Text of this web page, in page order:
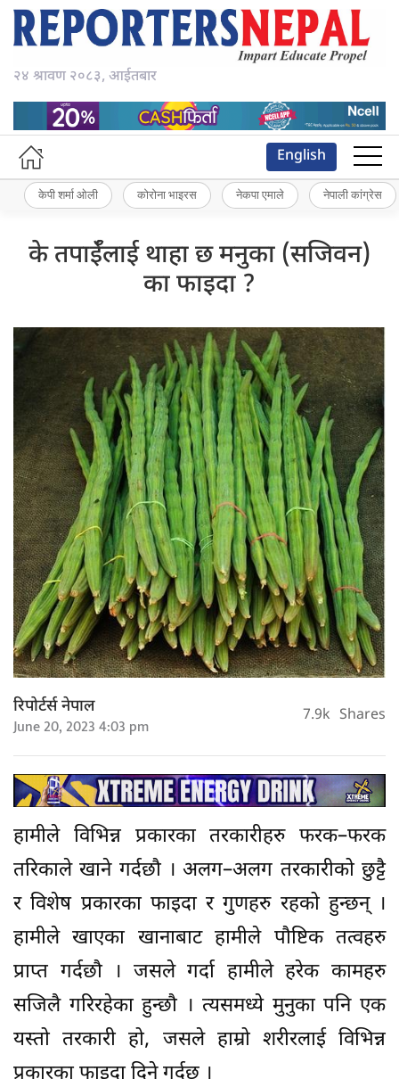
२४ श्रावण २०८३, आईतबार
English
केपी शर्मा ओली कोरोना भाइरस नेकपा एमाले नेपाली कांग्रेस
के तपाईँलाई थाहा छ मनुका (सजिवन)
का फाइदा ?
रिपोर्टर्स नेपाल
June 20, 2023 4:03 pm 7.9k Shares
हामीले विभिन्न प्रकारका तरकारीहरु फरक–फरक
तरिकाले खाने गर्दछौ । अलग–अलग तरकारीको छुट्टै
र विशेष प्रकारका फाइदा र गुणहरु रहको हुन्छन् ।
हामीले खाएका खानाबाट हामीले पौष्टिक तत्वहरु
प्राप्त गर्दछौ । जसले गर्दा हामीले हरेक कामहरु
सजिलै गरिरहेका हुन्छौ । त्यसमध्ये मुनुका पनि एक
यस्तो तरकारी हो, जसले हाम्रो शरीरलाई विभिन्न